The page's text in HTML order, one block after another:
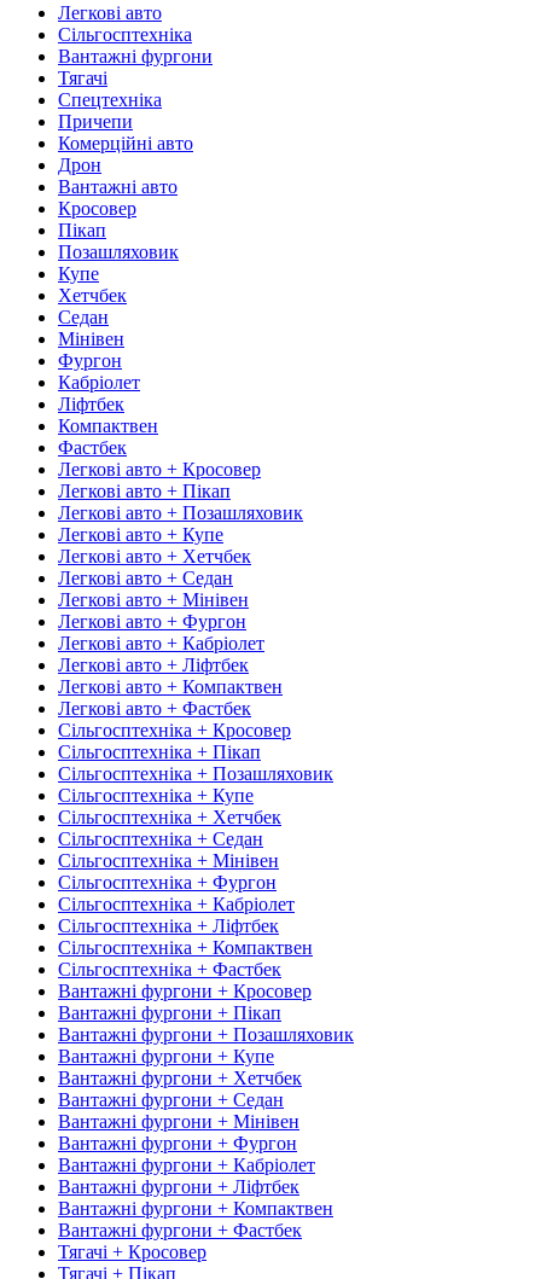
Легкові авто
Сільгосптехніка
Вантажні фургони
Тягачі
Спецтехніка
Причепи
Комерційні авто
Дрон
Вантажні авто
Кросовер
Пікап
Позашляховик
Купе
Хетчбек
Седан
Мінівен
Фургон
Кабріолет
Ліфтбек
Компактвен
Фастбек
Легкові авто + Кросовер
Легкові авто + Пікап
Легкові авто + Позашляховик
Легкові авто + Купе
Легкові авто + Хетчбек
Легкові авто + Седан
Легкові авто + Мінівен
Легкові авто + Фургон
Легкові авто + Кабріолет
Легкові авто + Ліфтбек
Легкові авто + Компактвен
Легкові авто + Фастбек
Сільгосптехніка + Кросовер
Сільгосптехніка + Пікап
Сільгосптехніка + Позашляховик
Сільгосптехніка + Купе
Сільгосптехніка + Хетчбек
Сільгосптехніка + Седан
Сільгосптехніка + Мінівен
Сільгосптехніка + Фургон
Сільгосптехніка + Кабріолет
Сільгосптехніка + Ліфтбек
Сільгосптехніка + Компактвен
Сільгосптехніка + Фастбек
Вантажні фургони + Кросовер
Вантажні фургони + Пікап
Вантажні фургони + Позашляховик
Вантажні фургони + Купе
Вантажні фургони + Хетчбек
Вантажні фургони + Седан
Вантажні фургони + Мінівен
Вантажні фургони + Фургон
Вантажні фургони + Кабріолет
Вантажні фургони + Ліфтбек
Вантажні фургони + Компактвен
Вантажні фургони + Фастбек
Тягачі + Кросовер
Тягачі + Пікап